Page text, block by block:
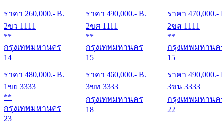
ราคา 260,000.- B. ราคา 490,000.- B. ราคา 470,000.-
2ขว 1111
**
กรุงเทพมหานคร
14
ราคา 480,000.- B.
2ขศ 1111
**
กรุงเทพมหานคร
15
ราคา 460,000.- B.
2ขส 1111
**
กรุงเทพมหานค
15
ราคา 490,000.-
1ขย 3333
**
กรุงเทพมหานคร
23
3ขท 3333
กรุงเทพมหานคร
18
3ขน 3333
กรุงเทพมหานค
22